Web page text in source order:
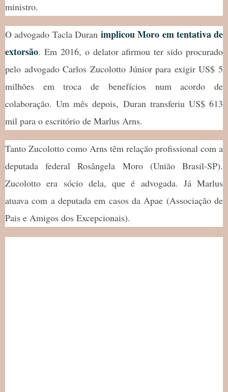
ministro.
O advogado Tacla Duran implicou Moro em tentativa de
extorsão. Em 2016, o delator afirmou ter sido procurado
pelo advogado Carlos Zucolotto Júnior para exigir US$ 5
milhões em troca de benefícios num acordo de
colaboração. Um mês depois, Duran transferiu US$ 613
mil para o escritório de Marlus Arns.
Tanto Zucolotto como Arns têm relação profissional com a
deputada federal Rosângela Moro (União Brasil-SP).
Zucolotto era sócio dela, que é advogada. Já Marlus
atuava com a deputada em casos da Apae (Associação de
Pais e Amigos dos Excepcionais).